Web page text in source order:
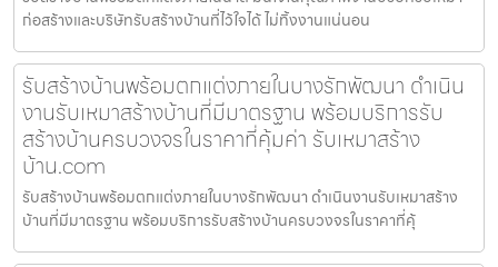
ก่อสร้างและบริษัทรับสร้างบ้านที่ไว้ใจได้ ไม่ทิ้งงานแน่นอน
รับสร้างบ้านพร้อมตกแต่งภายในบางรักพัฒนา ดำเนิน
งานรับเหมาสร้างบ้านที่มีมาตรฐาน พร้อมบริการรับ
สร้างบ้านครบวงจรในราคาที่คุ้มค่า รับเหมาสร้าง
บ้าน.com
รับสร้างบ้านพร้อมตกแต่งภายในบางรักพัฒนา ดำเนินงานรับเหมาสร้าง
บ้านที่มีมาตรฐาน พร้อมบริการรับสร้างบ้านครบวงจรในราคาที่คุ้